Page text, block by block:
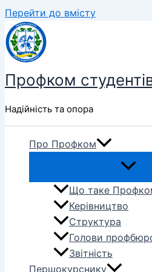
Перейти до вмісту
Профком
Надійність та опора
Про Профком
Що таке
Керівництво
Структура
Голови
Звітність
Першокурснику